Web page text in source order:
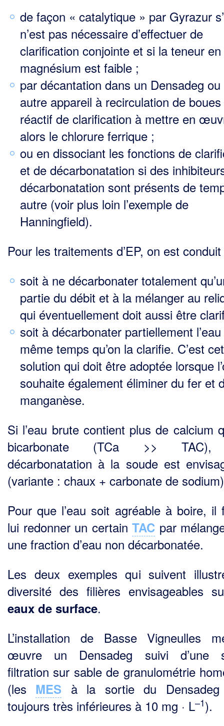
de façon « catalytique » par Gyrazur
n’est pas nécessaire d’effectuer de
clarification conjointe et si la teneur en
magnésium est faible ;
par décantation dans un Densadeg
autre appareil à recirculation de
réactif de clarifi­cation à mettre en
alors le chlorure ferrique ;
ou en dissociant les fonctions de
et de décarbonatation si des
décarbonata­tion sont présents de
autre (voir plus loin l’exemple de
Hanningfield).
Pour les traitements d’EP, on est
soit à ne décarbonater totalement
partie du débit et à la mélanger au
qui éventuellement doit aussi être
soit à décarbonater partiellement
même temps qu’on la clarifie. C’est
solution qui doit être adoptée lorsque
souhaite également éliminer du fer et
manganèse.
Si l’eau brute contient plus de calcium
bicarbonate (TCa >>
décarbonatation à la soude est
(variante : chaux + carbonate de
Pour que l’eau soit agréable à boire, il
lui redonner un certainTAC par
une fraction d’eau non décarbonatée.
Les deux exemples qui suivent
diversité des filières envisageables
eaux de surface.
L’installation de Basse Vigneulles
œuvre un Densadeg suivi d’une
filtration sur sable de gra­nulométrie
(les MES à la sortie du Densadeg
toujours très inférieures à 10 mg · L–1).